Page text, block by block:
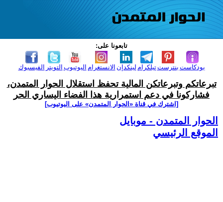
تابعونا على:
الفيسبوك التويتر اليوتيوب الانستغرام لينكدإن تيلكرامبنترست بودكاست
تبرعاتكم وتبرعاتكن المالية تحفظ استقلال الحوار المتمدن،
فشاركونا في دعم استمرارية هذا الفضاء اليساري الحر
[اشترك في قناة ‫«الحوار المتمدن» على اليوتيوب]
الحوار المتمدن - موبايل
الموقع الرئيسي